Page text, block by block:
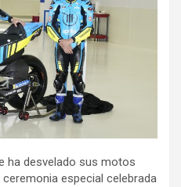
ha desvelado sus motos
especial celebrada